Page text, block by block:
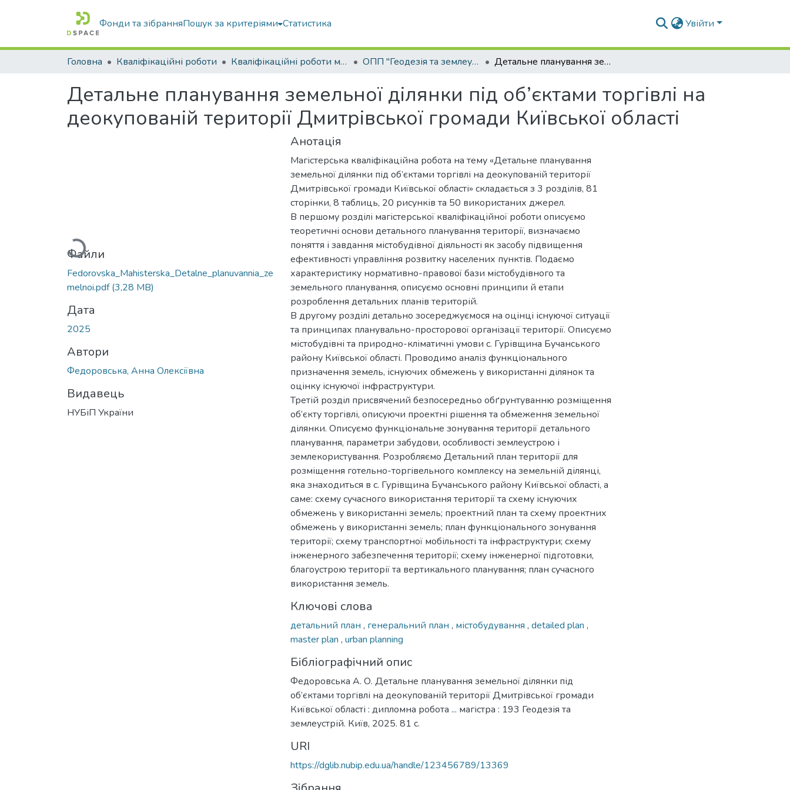
Фонди та зібранняПошук за критеріями Статистика Увійти
Головна Кваліфікаційні роботи Кваліфікаційні роботи магістрів ОПП "Геодезія та землеустрій" Детальне планування земельної ділянки під об’єктами торгівлі на деокупованій території Дмитрівської громади Київської області
Детальне планування земельної ділянки під об’єктами торгівлі на
деокупованій території Дмитрівської громади Київської області
Вантажиться...
Файли
Fedorovska_Mahisterska_Detalne_planuvannia_ze
melnoi.pdf(3,28 MB)
Дата
2025
Автори
Федоровська, Анна Олексіївна
Видавець
НУБіП України
Анотація
Магістерська кваліфікаційна робота на тему «Детальне планування
земельної ділянки під об’єктами торгівлі на деокупованій території
Дмитрівської громади Київської області» складається з 3 розділів, 81
сторінки, 8 таблиць, 20 рисунків та 50 використаних джерел.
В першому розділі магістерської кваліфікаційної роботи описуємо
теоретичні основи детального планування території, визначаємо
поняття і завдання містобудівної діяльності як засобу підвищення
ефективності управління розвитку населених пунктів. Подаємо
характеристику нормативно-правової бази містобудівного та
земельного планування, описуємо основні принципи й етапи
розроблення детальних планів територій.
В другому розділі детально зосереджуємося на оцінці існуючої ситуації
та принципах планувально-просторової організації території. Описуємо
містобудівні та природно-кліматичні умови с. Гурівщина Бучанського
району Київської області. Проводимо аналіз функціонального
призначення земель, існуючих обмежень у використанні ділянок та
оцінку існуючої інфраструктури.
Третій розділ присвячений безпосередньо обґрунтуванню розміщення
об’єкту торгівлі, описуючи проектні рішення та обмеження земельної
ділянки. Описуємо функціональне зонування території детального
планування, параметри забудови, особливості землеустрою і
землекористування. Розробляємо Детальний план території для
розміщення готельно-торгівельного комплексу на земельній ділянці,
яка знаходиться в с. Гурівщина Бучанського району Київської області, а
саме: схему сучасного використання території та схему існуючих
обмежень у використанні земель; проектний план та схему проектних
обмежень у використанні земель; план функціонального зонування
території; схему транспортної мобільності та інфраструктури; схему
інженерного забезпечення території; схему інженерної підготовки,
благоустрою території та вертикального планування; план сучасного
використання земель.
Ключові слова
детальний план , генеральний план , містобудування , detailed plan ,
master plan , urban planning
Бібліографічний опис
Федоровська А. О. Детальне планування земельної ділянки під
об’єктами торгівлі на деокупованій території Дмитрівської громади
Київської області : дипломна робота ... магістра : 193 Геодезія та
землеустрій. Київ, 2025. 81 с.
URI
https://dglib.nubip.edu.ua/handle/123456789/13369